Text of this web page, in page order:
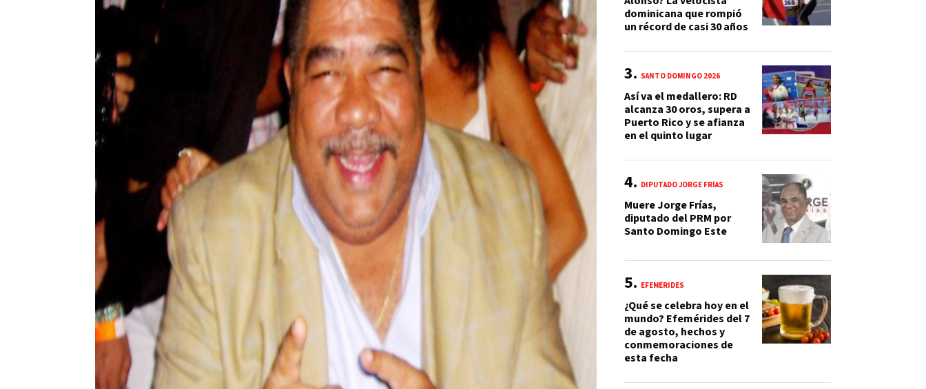
dominicana que rompió
un récord de casi 30 años
SANTO DOMINGO 2026
Así va el medallero: RD
alcanza 30 oros, supera a
Puerto Rico y se afianza
en el quinto lugar
DIPUTADO JORGE FRÍAS
Muere Jorge Frías,
diputado del PRM por
Santo Domingo Este
EFEMÉRIDES
¿Qué se celebra hoy en el
mundo? Efemérides del 7
de agosto, hechos y
conmemoraciones de
esta fecha